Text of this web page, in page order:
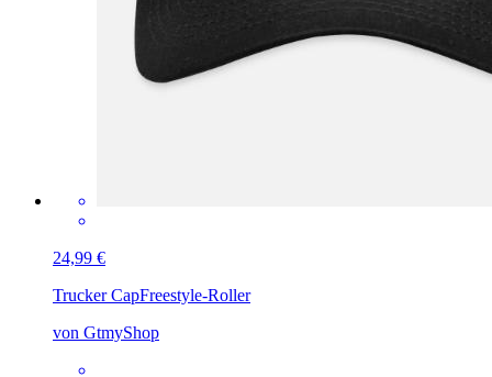
24,99 €
Trucker CapFreestyle-Roller
von GtmyShop